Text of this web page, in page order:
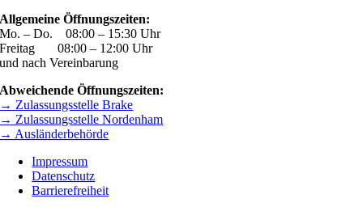
Allgemeine Öffnungszeiten:
Mo. – Do. 08:00 – 15:30 Uhr
Freitag 08:00 – 12:00 Uhr
und nach Vereinbarung
Abweichende Öffnungszeiten:
→ Zulassungsstelle Brake
→ Zulassungsstelle Nordenham
→ Ausländerbehörde
Impressum
Datenschutz
Barrierefreiheit